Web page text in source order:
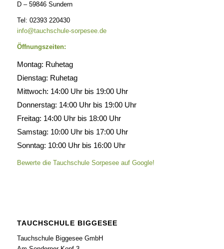
D – 59846 Sundern
Tel: 02393 220430
info@tauchschule-sorpesee.de
Öffnungszeiten:
Montag: Ruhetag
Dienstag: Ruhetag
Mittwoch: 14:00 Uhr bis 19:00 Uhr
Donnerstag: 14:00 Uhr bis 19:00 Uhr
Freitag: 14:00 Uhr bis 18:00 Uhr
Samstag: 10:00 Uhr bis 17:00 Uhr
Sonntag: 10:00 Uhr bis 16:00 Uhr
Bewerte die Tauchschule Sorpesee auf Google!
TAUCHSCHULE BIGGESEE
Tauchschule Biggesee GmbH